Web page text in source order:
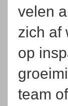
velen
zich af
op
team